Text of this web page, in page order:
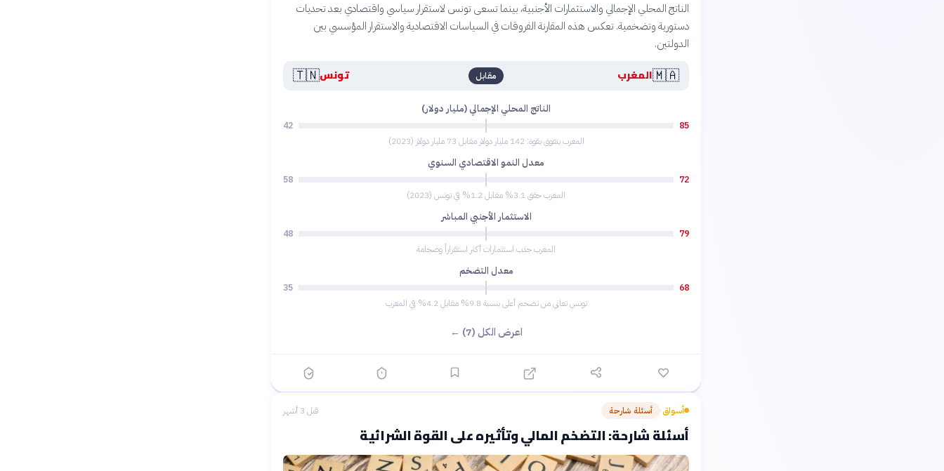
الناتج المحلي الإجمالي والاستثمارات الأجنبية، بينما تسعى تونس لاستقرار سياسي واقتصادي بعد تحديات
دستورية وتضخمية. تعكس هذه المقارنة الفروقات في السياسات الاقتصادية والاستقرار المؤسسي بين
الدولتين.
🇲🇦المغرب مقابل تونس🇹🇳
الناتج المحلي الإجمالي (مليار دولار)
85
42
المغرب يتفوق بقوة: 142 مليار دولار مقابل 73 مليار دولار (2023)
معدل النمو الاقتصادي السنوي
72
58
المغرب حقق 3.1% مقابل 1.2% في تونس (2023)
الاستثمار الأجنبي المباشر
79
48
المغرب جذب استثمارات أكثر استقراراً وضخامة
معدل التضخم
68
35
تونس تعاني من تضخم أعلى بنسبة 9.8% مقابل 4.2% في المغرب
اعرض الكل (7) ←
أسواق› أسئلة شارحة قبل 3 أشهر
أسئلة شارحة: التضخم المالي وتأثيره على القوة الشرائية